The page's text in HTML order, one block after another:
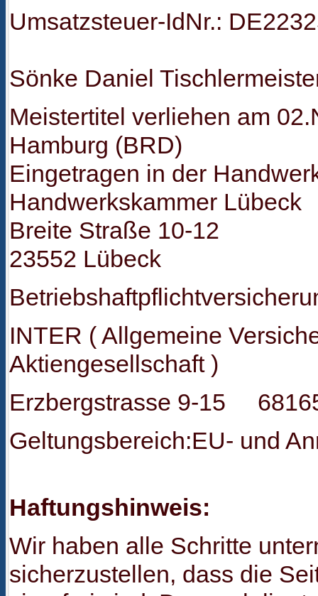
Umsatzsteuer-IdNr.:
Sönke Daniel
Meistertitel verliehen am
Hamburg (BRD)
Eingetragen in der
Handwerkskammer Lübeck
Breite Straße 10-12
23552 Lübeck
INTER ( Allgemeine
Aktiengesellschaft )
Erzbergstrasse 9-15
Geltungsbereich:EU- und
Haftungshinweis:
Wir haben alle Schritte
sicherzustellen, dass die